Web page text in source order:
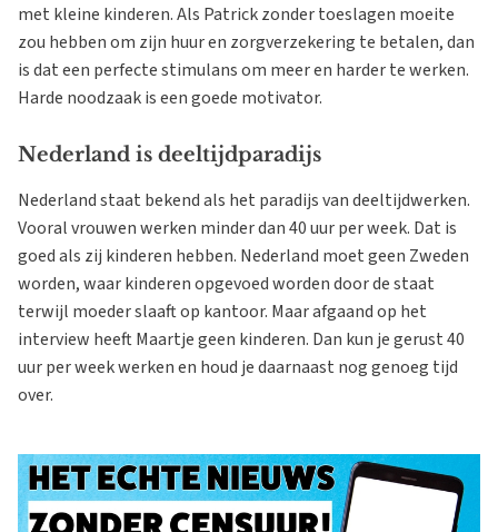
met kleine kinderen. Als Patrick zonder toeslagen moeite
zou hebben om zijn huur en zorgverzekering te betalen, dan
is dat een perfecte stimulans om meer en harder te werken.
Harde noodzaak is een goede motivator.
Nederland is deeltijdparadijs
Nederland staat bekend als het paradijs van deeltijdwerken.
Vooral vrouwen werken minder dan 40 uur per week. Dat is
goed als zij kinderen hebben. Nederland moet geen Zweden
worden, waar kinderen opgevoed worden door de staat
terwijl moeder slaaft op kantoor. Maar afgaand op het
interview heeft Maartje geen kinderen. Dan kun je gerust 40
uur per week werken en houd je daarnaast nog genoeg tijd
over.